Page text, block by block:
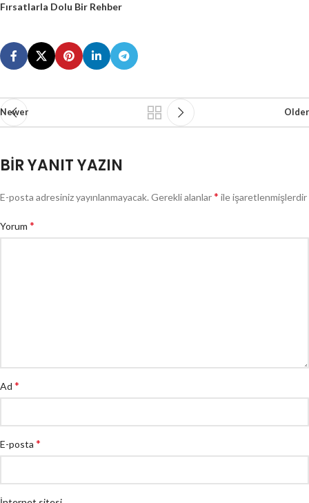
Fırsatlarla Dolu Bir Rehber
Newer Older
BIR YANIT YAZIN
E-posta adresiniz yayınlanmayacak. Gerekli alanlar* ile işaretlenmişlerdir
Yorum *
Ad *
E-posta *